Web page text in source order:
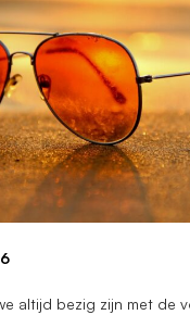
altijd bezig zijn met de